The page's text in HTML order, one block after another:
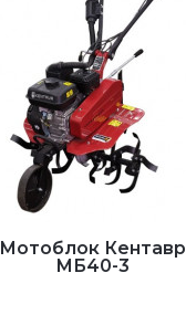
Мотоблок Кентавр
МБ40-3